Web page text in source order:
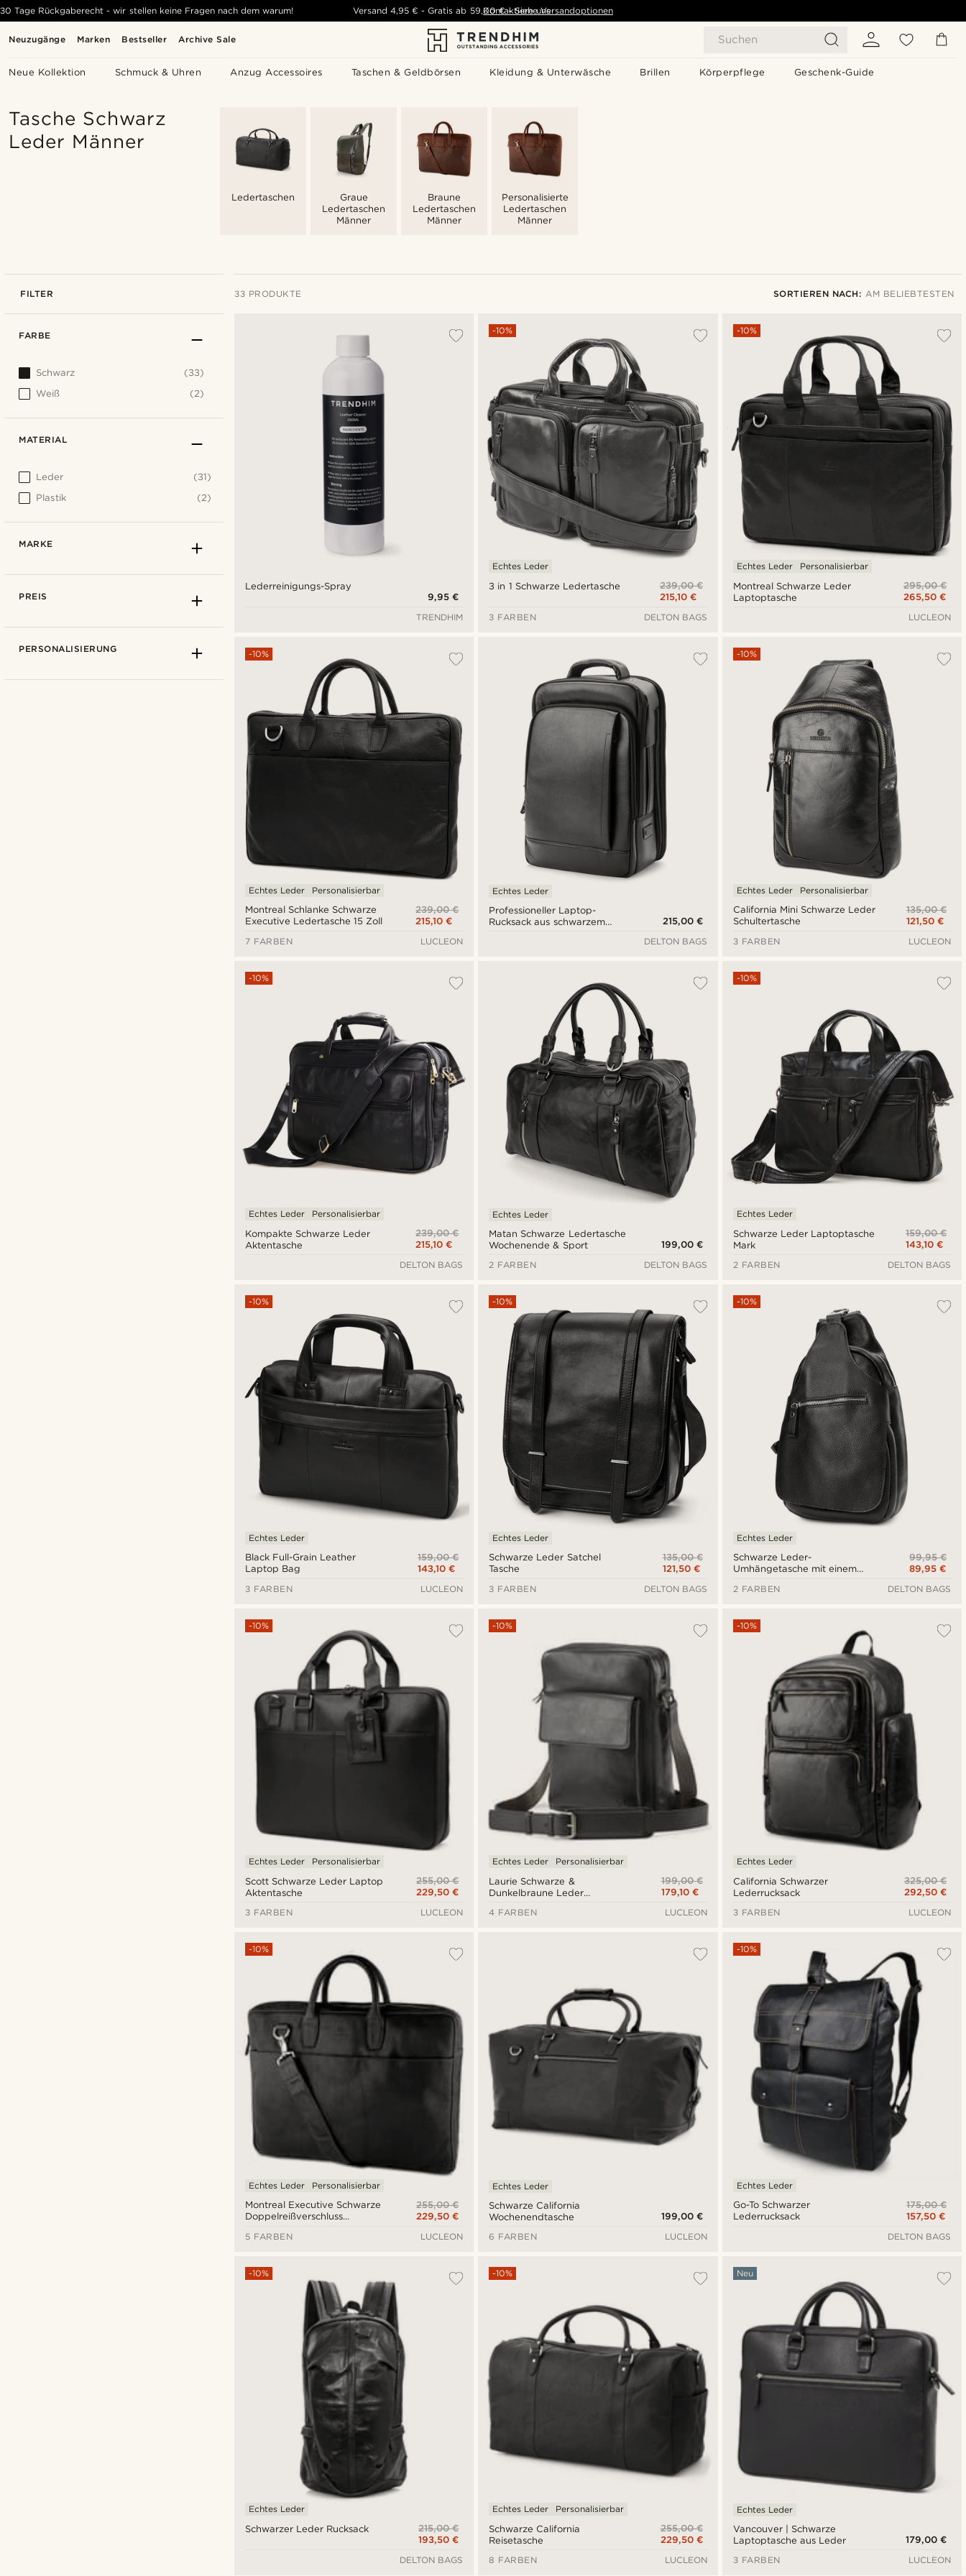
Neuzugänge Marken Bestseller Archive Sale Suchen
Neue Kollektion Schmuck & Uhren Anzug Accessoires Taschen & Geldbörsen Kleidung & Unterwäsche Brillen Körperpflege Geschenk-Guide
30 Tage Rückgaberecht - wir stellen keine Fragen nach dem warum! Versand 4,95 € -Gratis ab 59,00 € - Siehe Versandoptionen
Kontaktiere uns
Tasche Schwarz
Leder Männer
Ledertaschen
Graue
Ledertaschen
Männer
Braune
Ledertaschen
Männer
Personalisierte
Ledertaschen
Männer
FILTER 33 PRODUKTE SORTIEREN NACH: AM BELIEBTESTEN
Neuste
Niedrigster Preis
Höchster Preis
Lederreinigungs-Spray
9,95 €
TRENDHIM
3 in 1 Schwarze Ledertasche
-10%
Echtes Leder
239,00 €
215,10 €
3 FARBEN
DELTON BAGS
Montreal Schwarze Leder
Laptoptasche
-10%
Echtes Leder
Personalisierbar
295,00 €
265,50 €
LUCLEON
Montreal Schlanke Schwarze
Executive Ledertasche 15 Zoll
-10%
Echtes Leder
Personalisierbar
239,00 €
215,10 €
7 FARBEN
LUCLEON
Professioneller Laptop-
Rucksack aus schwarzem
Echtes Leder
215,00 €
DELTON BAGS
California Mini Schwarze Leder
Schultertasche
-10%
Echtes Leder
Personalisierbar
135,00 €
121,50 €
3 FARBEN
LUCLEON
Kompakte Schwarze Leder
Aktentasche
-10%
Echtes Leder
Personalisierbar
239,00 €
215,10 €
DELTON BAGS
Matan Schwarze Ledertasche
Wochenende & Sport
Echtes Leder
199,00 €
2 FARBEN
DELTON BAGS
Schwarze Leder Laptoptasche
Mark
-10%
Echtes Leder
159,00 €
143,10 €
2 FARBEN
DELTON BAGS
Black Full-Grain Leather
Laptop Bag
-10%
Echtes Leder
159,00 €
143,10 €
3 FARBEN
LUCLEON
Schwarze Leder Satchel
Tasche
-10%
Echtes Leder
135,00 €
121,50 €
3 FARBEN
DELTON BAGS
Schwarze Leder-
Umhängetasche mit einem
-10%
Echtes Leder
99,95 €
89,95 €
2 FARBEN
DELTON BAGS
Scott Schwarze Leder Laptop
Aktentasche
-10%
Echtes Leder
Personalisierbar
255,00 €
229,50 €
3 FARBEN
LUCLEON
Laurie Schwarze &
Dunkelbraune Leder
-10%
Echtes Leder
Personalisierbar
199,00 €
179,10 €
4 FARBEN
LUCLEON
California Schwarzer
Lederrucksack
-10%
Echtes Leder
325,00 €
292,50 €
3 FARBEN
LUCLEON
Montreal Executive Schwarze
Doppelreißverschluss
-10%
Echtes Leder
Personalisierbar
255,00 €
229,50 €
5 FARBEN
LUCLEON
Schwarze California
Wochenendtasche
Echtes Leder
199,00 €
6 FARBEN
LUCLEON
Go-To Schwarzer
Lederrucksack
-10%
Echtes Leder
175,00 €
157,50 €
DELTON BAGS
Schwarzer Leder Rucksack
-10%
Echtes Leder
215,00 €
193,50 €
DELTON BAGS
Schwarze California
Reisetasche
-10%
Echtes Leder
Personalisierbar
255,00 €
229,50 €
8 FARBEN
LUCLEON
Vancouver | Schwarze
Laptoptasche aus Leder
Neu
Echtes Leder
179,00 €
3 FARBEN
LUCLEON
FARBE
Schwarz
(33)
Weiß
(2)
MATERIAL
Leder
(31)
Plastik
(2)
MARKE
PREIS
PERSONALISIERUNG